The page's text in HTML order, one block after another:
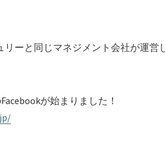
ーと同じマネジメント会社が運営
が始まりました！